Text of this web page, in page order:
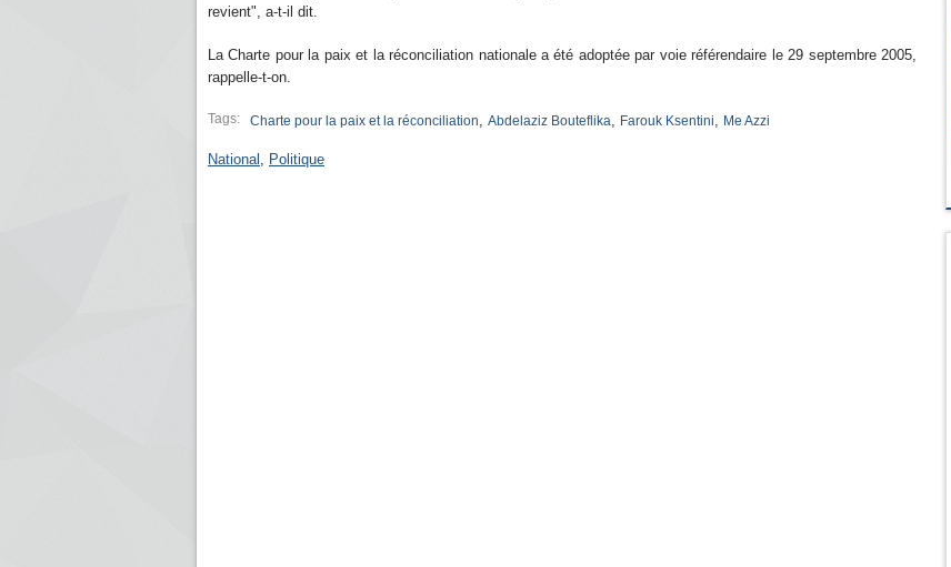
revient", a-t-il dit.
La Charte pour la paix et la réconciliation nationale a été adoptée par voie référendaire le 29 septembre 2005,
rappelle-t-on.
Tags: Charte pour la paix et la réconciliation, Abdelaziz Bouteflika, Farouk Ksentini, Me Azzi
National , Politique